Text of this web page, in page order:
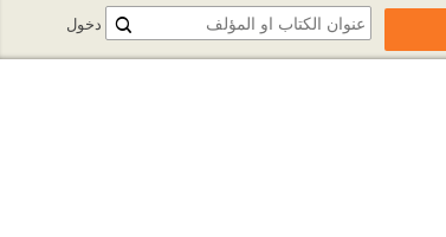
دخول